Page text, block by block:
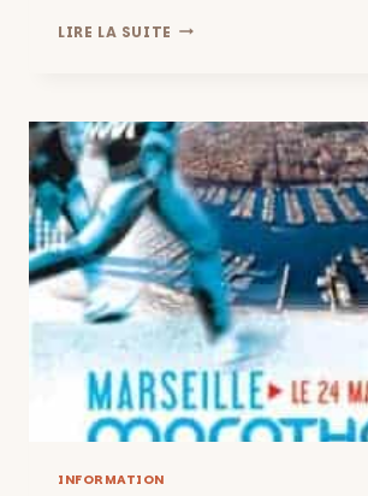
LIRE LA SUITE MARSEILLE
OU
À
SUIVRE!
DIMANCHE
24
MARS
INFORMATION